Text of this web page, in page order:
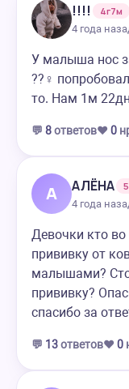
!!!!
4г7м
4 года
У малыша нос
??‍♀️
то. Нам 1м
💬 8ответов❤️ 0
А АЛЁНА
4 года
Девочки кто
прививку от
малышами?
прививку?
спасибо за
💬 13ответов❤️ 0